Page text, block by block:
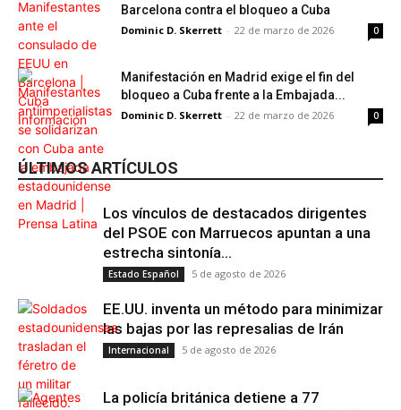
Barcelona contra el bloqueo a Cuba
Dominic D. Skerrett - 22 de marzo de 2026 0
Manifestación en Madrid exige el fin del
bloqueo a Cuba frente a la Embajada...
Dominic D. Skerrett - 22 de marzo de 2026 0
ÚLTIMOS ARTÍCULOS
Los vínculos de destacados dirigentes
del PSOE con Marruecos apuntan a una
estrecha sintonía...
Estado Español 5 de agosto de 2026
EE.UU. inventa un método para minimizar
las bajas por las represalias de Irán
Internacional 5 de agosto de 2026
La policía británica detiene a 77